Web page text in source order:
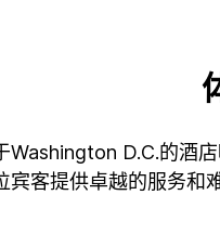
Washington D.C.的酒
宾客提供卓越的服务和